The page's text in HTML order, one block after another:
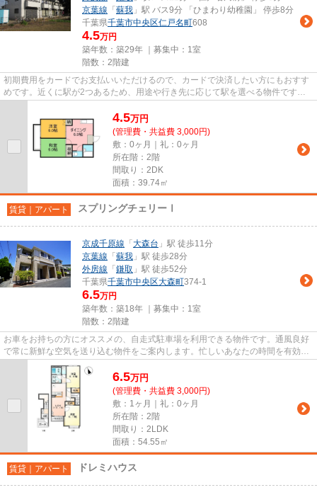
京葉線 「 蘇我 」駅 バス9分 「ひまわり幼稚園」 停歩8分
千葉県千葉市中央区仁戸名町608
4.5万円
築年数：築29年 ｜募集中： 1室
階数：2階建
初期費用をカードでお支払いいただけるので、カードで決済したい方にもおすす
めです。近くに駅が2つあるため、用途や行き先に応じて駅を選べる物件です。
4.5万円
(管理費・共益費 3,000円)
敷：0ヶ月｜礼：0ヶ月
所在階：2階
間取り：2DK
面積：39.74㎡
賃貸｜アパート スプリングチェリーⅠ
京成千原線 「 大森台 」駅 徒歩11分
京葉線 「 蘇我 」駅 徒歩28分
外房線 「 鎌取 」駅 徒歩52分
千葉県千葉市中央区大森町374-1
6.5万円
築年数：築18年 ｜募集中： 1室
階数：2階建
お車をお持ちの方にオススメの、自走式駐車場を利用できる物件です。通風良好
で常に新鮮な空気を送り込む物件をご案内します。忙しいあなたの時間を有効的
に使えるのが敷地内ごみ置き...
6.5万円
(管理費・共益費 3,000円)
敷：1ヶ月｜礼：0ヶ月
所在階：2階
間取り：2LDK
面積：54.55㎡
賃貸｜アパート ドレミハウス